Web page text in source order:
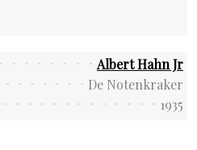
Albert Hahn Jr
De Notenkraker
1935